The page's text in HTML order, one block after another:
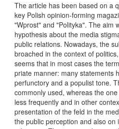
The article has been based on a
key Polish opinion-forming
"Wprost" and "Polityka". The aim
hypothesis about the media
public relations. Nowadays, the
broached in the context of
seems that in most cases the
priate manner: many statements
perfunctory and a populist tone.
commonly used, whereas the
less frequently and in other
presentation of the feld in the
the public perception and also on